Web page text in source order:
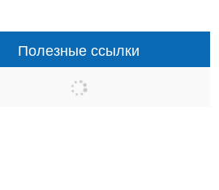
Полезные ссылки